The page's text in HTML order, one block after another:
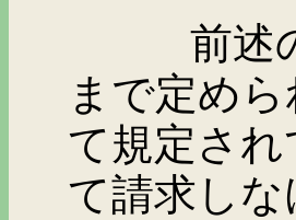
前述のと
まで定め
て規定さ
て請求し